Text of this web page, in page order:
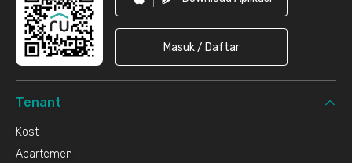
Masuk / Daftar
Tenant
Kost
Apartemen